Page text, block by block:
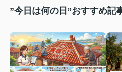
”今日は何の日”おすすめ記